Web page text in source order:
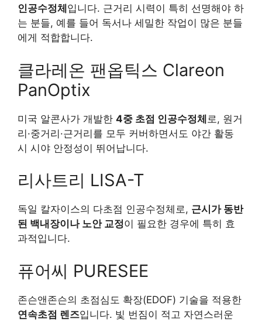
인공수정체 입니다. 근거리 시력이 특히 선명해야 하
는 분들, 예를 들어 독서나 세밀한 작업이 많은 분들
에게 적합합니다.
클라레온 팬옵틱스 Clareon
PanOptix
미국 알콘사가 개발한 4중 초점 인공수정체 로, 원거
리·중거리·근거리를 모두 커버하면서도 야간 활동
시 시야 안정성이 뛰어납니다.
리사트리 LISA-T
독일 칼자이스의 다초점 인공수정체로, 근시가 동반
된 백내장이나 노안 교정이 필요한 경우에 특히 효
과적입니다.
퓨어씨 PURESEE
존슨앤존슨의 초점심도 확장(EDOF) 기술을 적용한
연속초점 렌즈입니다. 빛 번짐이 적고 자연스러운